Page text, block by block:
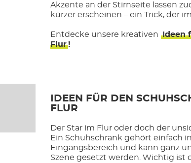
Akzente an der Stirnseite lassen
kürzer erscheinen – ein Trick, der
Entdecke unsere kreativen Ideen
Flur!
IDEEN FÜR DEN
FLUR
Der Star im Flur oder doch der
Ein Schuhschrank gehört einfach
Eingangsbereich und kann ganz
Szene gesetzt werden. Wichtig ist